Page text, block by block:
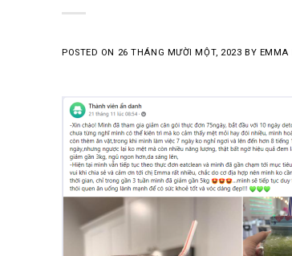
POSTED ON 26 THÁNG MƯỜI MỘT, 2023 BY EMMA